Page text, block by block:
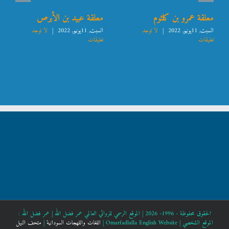
معلقة عمرو بن كلثوم
السبت, 11يونيو, 2022 | لا توجد
تعليقات
معلقة عبيد بن الأبرص
السبت, 11يونيو, 2022 | لا توجد
تعليقات
الحقوق محفوظة - 1996- 2026 | الموقع الرسمي للروائي العالمي عمر فضل الله |
عمر فضل الله :
الموقع الشخصي | Omarfadlalla English Website | اللغات واللهجات السودانية| متحف النيل